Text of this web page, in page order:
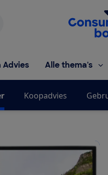
Homepage
Advies Alle thema's
Koopadvies